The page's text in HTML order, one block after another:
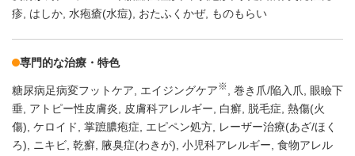
疹 はしか 水疱瘡(水痘) おたふくかぜ ものもらい
専門的な治療・特色
糖尿病足病変フットケア エイジングケア※ 巻き爪/陥入爪
眼瞼下
垂 アトピー性皮膚炎 皮膚科アレルギー 白癬 脱毛症 熱傷(火
傷) ケロイド 掌蹠膿疱症 エピペン処方
レーザー治療(あざ/ほく
ろ)
ニキビ 乾癬 腋臭症(わきが) 小児科アレルギー 食物アレル